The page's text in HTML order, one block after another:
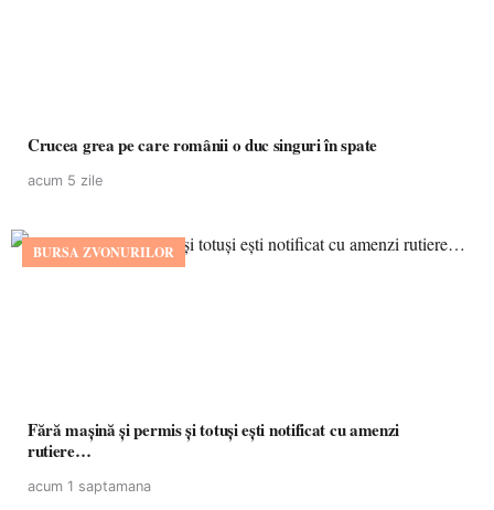
Crucea grea pe care românii o duc singuri în spate
acum 5 zile
BURSA ZVONURILOR
Fără mașină și permis și totuși ești notificat cu amenzi
rutiere…
acum 1 saptamana